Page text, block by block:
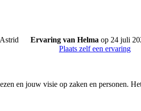
Ervaring van Helma op 24 juli
Plaats zelf een ervaring
en jouw visie op zaken en personen.